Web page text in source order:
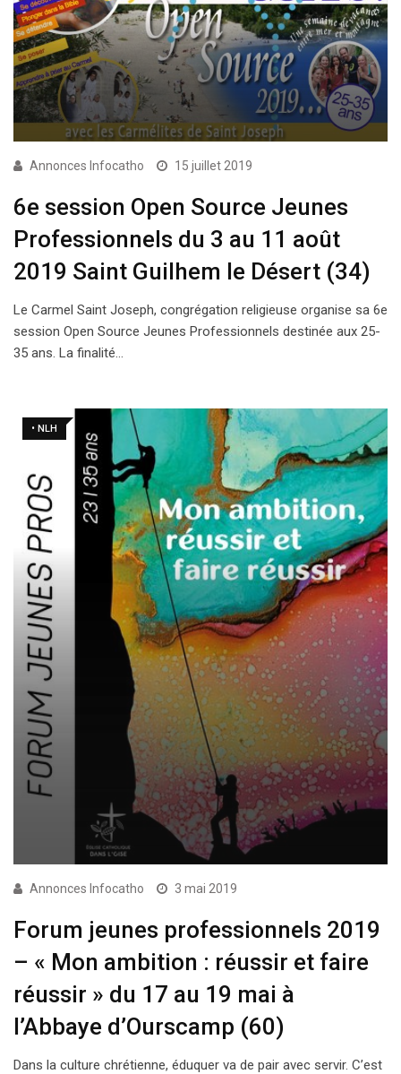
Annonces Infocatho 15 juillet 2019
6e session Open Source Jeunes
Professionnels du 3 au 11 août
2019 Saint Guilhem le Désert (34)
Le Carmel Saint Joseph, congrégation religieuse organise sa 6e
session Open Source Jeunes Professionnels destinée aux 25-
35 ans. La finalité…
• NLH
Annonces Infocatho 3 mai 2019
Forum jeunes professionnels 2019
– « Mon ambition : réussir et faire
réussir » du 17 au 19 mai à
l’Abbaye d’Ourscamp (60)
Dans la culture chrétienne, éduquer va de pair avec servir. C’est